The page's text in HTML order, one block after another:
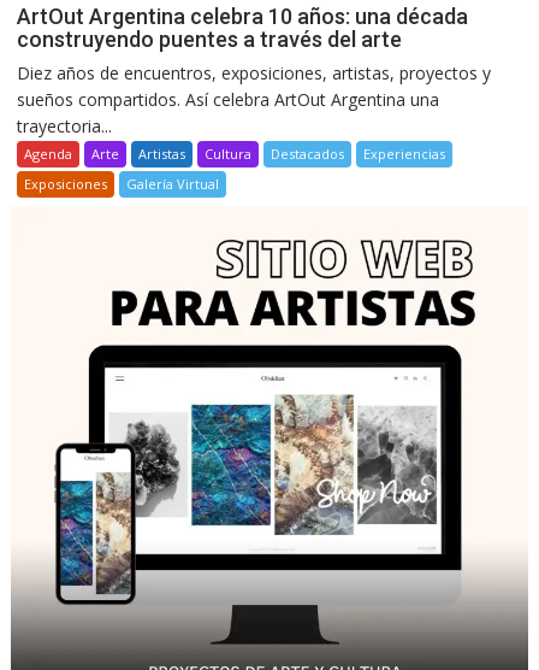
ArtOut Argentina celebra 10 años: una década
construyendo puentes a través del arte
Diez años de encuentros, exposiciones, artistas, proyectos y
sueños compartidos. Así celebra ArtOut Argentina una
trayectoria...
Agenda Arte Artistas Cultura Destacados
Experiencias
Exposiciones
Galería Virtual